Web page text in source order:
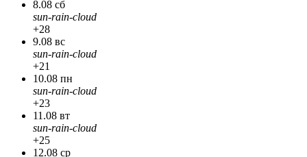
8.08 сб
sun-rain-cloud
+28
9.08 вс
sun-rain-cloud
+21
10.08 пн
sun-rain-cloud
+23
11.08 вт
sun-rain-cloud
+25
12.08 ср